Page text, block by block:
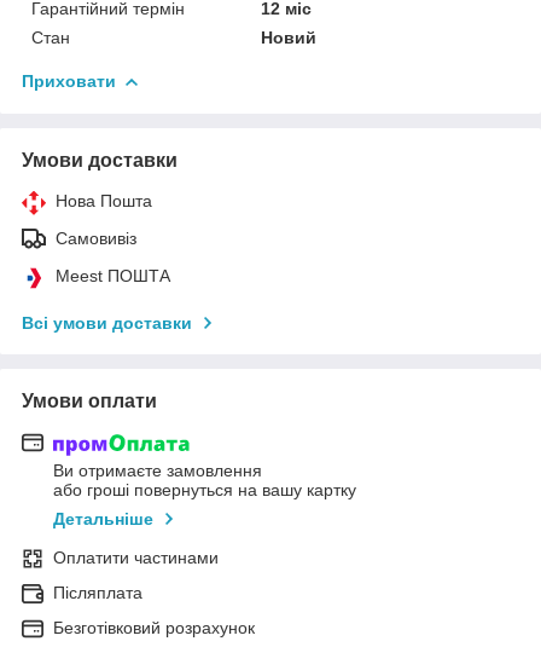
Гарантійний термін
12 міс
Стан
Новий
Приховати
Умови доставки
Нова Пошта
Самовивіз
Meest ПОШТА
Всі умови доставки
Умови оплати
Ви отримаєте замовлення
або гроші повернуться на вашу картку
Детальніше
Оплатити частинами
Післяплата
Безготівковий розрахунок